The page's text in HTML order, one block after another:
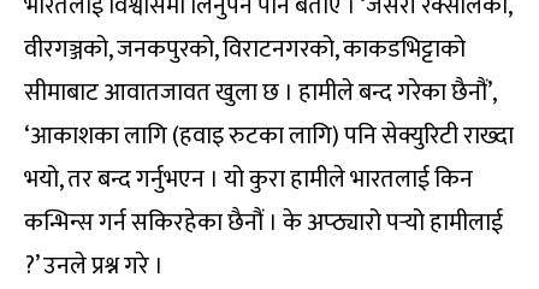
वीरगञ्जको, जनकपुरको, विराटनगरको, काकडभिट्टाको
सीमाबाट आवातजावत खुला छ । हामीले बन्द गरेका छैनौं’,
‘आकाशका लागि (हवाइ रुटका लागि) पनि सेक्युरिटी राख्दा
भयो, तर बन्द गर्नुभएन । यो कुरा हामीले भारतलाई किन
कन्भिन्स गर्न सकिरहेका छैनौं । के अप्ठ्यारो पर्‍यो हामीलाई
?’ उनले प्रश्न गरे ।